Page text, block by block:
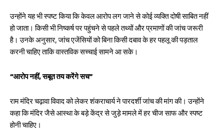
उन्होंने यह भी स्पष्ट किया कि केवल आरोप लग जाने से कोई व्यक्ति दोषी साबित नहीं
हो जाता। किसी भी निष्कर्ष पर पहुंचने से पहले तथ्यों और प्रमाणों की जांच जरूरी
है। उनके अनुसार, जांच एजेंसियों को बिना किसी दबाव के हर पहलू की पड़ताल
करनी चाहिए ताकि वास्तविक सच्चाई सामने आ सके।
“आरोप नहीं, सबूत तय करेंगे सच”
राम मंदिर चढ़ावा विवाद को लेकर शंकराचार्य ने पारदर्शी जांच की मांग की। उन्होंने
कहा कि मंदिर जैसे आस्था के बड़े केंद्र से जुड़े मामले में हर चीज साफ और स्पष्ट